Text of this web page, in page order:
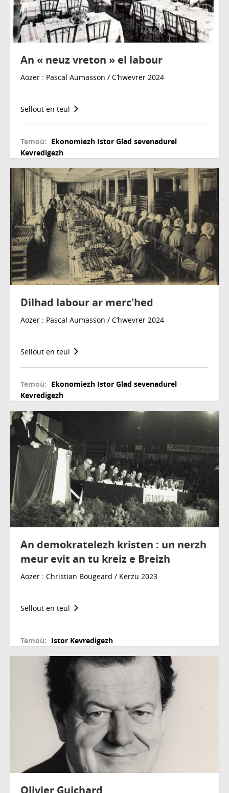
An « neuz vreton » el labour
Aozer : Pascal Aumasson / C’hwevrer 2024
Sellout en teul
Temoù: Ekonomiezh Istor Glad sevenadurel
Kevredigezh
Dilhad labour ar merc'hed
Aozer : Pascal Aumasson / C’hwevrer 2024
Sellout en teul
Temoù: Ekonomiezh Istor Glad sevenadurel
Kevredigezh
An demokratelezh kristen : un nerzh
meur evit an tu kreiz e Breizh
Aozer : Christian Bougeard / Kerzu 2023
Sellout en teul
Temoù: Istor Kevredigezh
Olivier Guichard